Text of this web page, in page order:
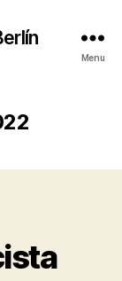
Menu